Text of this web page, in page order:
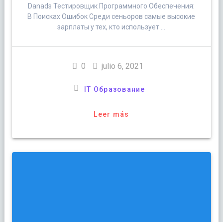
Danads Тестировщик Программного Обеспечения:
В Поисках Ошибок Среди сеньоров самые высокие
зарплаты у тех, кто использует …
0 julio 6, 2021
IT Образование
Leer más